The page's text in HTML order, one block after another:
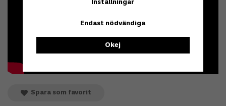
Spara som favorit
Inställningar
Endast nödvändiga
Okej